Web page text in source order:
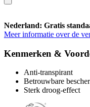
Nederland: Gratis
Meer informatie over de
Kenmerken &
Anti-transpirant
Betrouwbare
Sterk droog-effect